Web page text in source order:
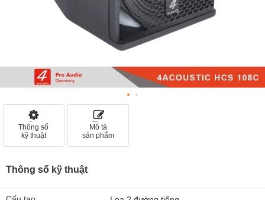
Thông số
kỹ thuật
Mô tả
sản phẩm
Thông số kỹ thuật